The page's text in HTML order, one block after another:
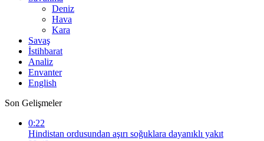
Deniz
Hava
Kara
Savaş
İstihbarat
Analiz
Envanter
English
Son Gelişmeler
0:22
Hindistan ordusundan aşırı soğuklara dayanıklı yakıt